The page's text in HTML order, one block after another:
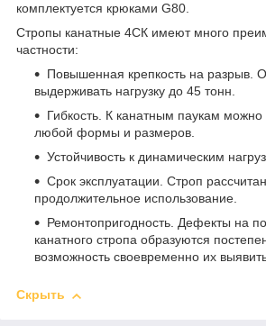
комплектуется крюками G80.
Стропы канатные 4СК имеют много
частности:
Повышенная крепкость на разрыв.
выдерживать нагрузку до 45 тонн.
Гибкость. К канатным паукам можно
любой формы и размеров.
Устойчивость к динамическим
Срок эксплуатации. Строп
продолжительное использование.
Ремонтопригодность. Дефекты на
канатного стропа образуются
возможность своевременно их
Скрыть